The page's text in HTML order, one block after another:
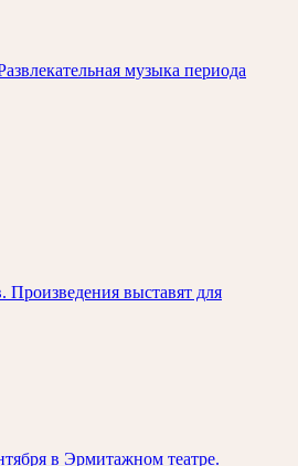
музыка периода
выставят для
в Эрмитажном театре.